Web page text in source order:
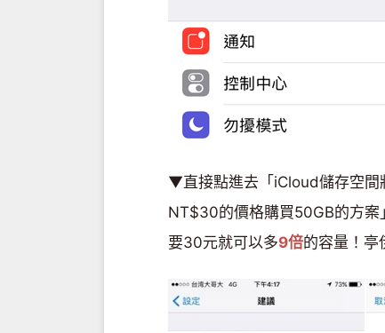
▼直接點進去「iCloud儲存空間
NT$30的價格購買50GB的方案
要30元就可以多9倍的容量！亭